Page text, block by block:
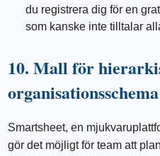
du registrera dig för en
som kanske inte tilltalar
10. Mall för
Smartsheet, en
gör det möjligt för team att